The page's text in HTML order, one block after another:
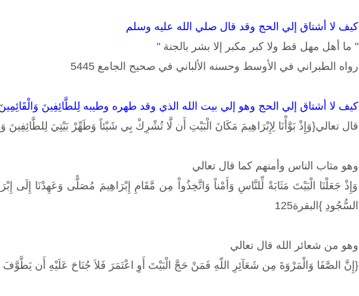
كيف لا أشتاق إلي الحج وقد قال صلي الله عليه وسلم
" ما أهل مهل قط ولا كبر مكبر إلا بشر بالجنة "
رواه الطبراني في الأوسط وحسنه الألباني في صحيح الجامع 5445
كيف لا أشتاق إلي الحج وهو إلي بيت الله الذي وقد طهره وطيبه لِلطَّائِفِينَ
قال تعالي{وَإِذْ بَوَّأْنَا لِإِبْرَاهِيمَ مَكَانَ الْبَيْتِ أَن لَّا تُشْرِكْ بِي شَيْئاً وَطَهِّرْ بَيْتِيَ لِلطَّائِفِينَ
وهو مثاب الناس وأمنهم كما قال تعالي
وَإِذْ جَعَلْنَا الْبَيْتَ مَثَابَةً لِّلنَّاسِ وَأَمْناً وَاتَّخِذُواْ مِن مَّقَامِ إِبْرَاهِيمَ مُصَلًّى وَعَهِدْنَا إِلَى
السُّجُودِ }البقرة125
وهو من شعائر الله قال تعالي
{إِنَّ الصَّفَا وَالْمَرْوَةَ مِن شَعَآئِرِ اللّهِ فَمَنْ حَجَّ الْبَيْتَ أَوِ اعْتَمَرَ فَلاَ جُنَاحَ عَلَيْهِ أَن يَطَّوَّفَ